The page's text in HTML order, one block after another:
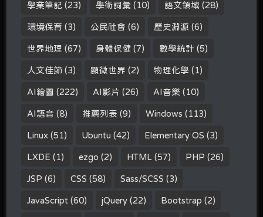
學業筆記 (23) 學術詞彙 (10) 語文領域 (28)
環境保育 (3) 公民社會 (6) 歷史淵源 (6)
世界地理 (67) 身體保健 (7) 數學統計 (5)
人文佳節 (3) 顯微世界 (2) 物理化學 (1)
AI繪圖 (222) AI影片 (26) AI音樂 (10)
AI語音 (8) 推薦列表 (9) Windows (113)
Linux (51) Ubuntu (42) Elementary OS (3)
LXDE (1) ezgo (2) HTML (57) PHP (26)
JSP (6) CSS (58) Sass/SCSS (3)
JavaScript (60) jQuery (22) Bootstrap (2)